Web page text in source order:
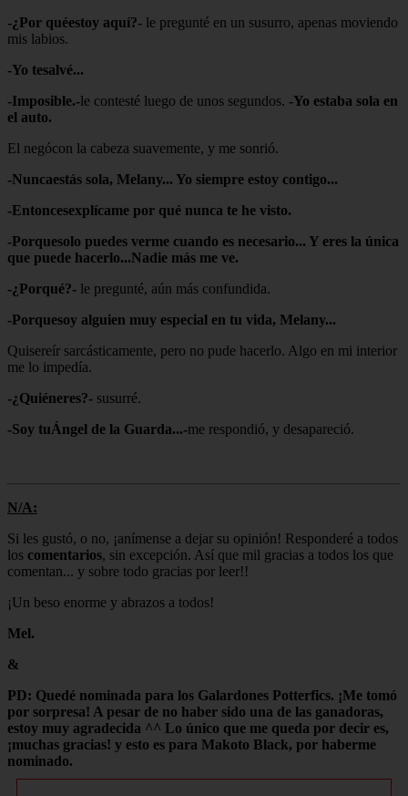
-¿Por quéestoy aquí?- le pregunté en un susurro, apenas moviendo
mis labios.
-Yo tesalvé...
-Imposible.-le contesté luego de unos segundos. -Yo estaba sola en
el auto.
El negócon la cabeza suavemente, y me sonrió.
-Nuncaestás sola, Melany... Yo siempre estoy contigo...
-Entoncesexplícame por qué nunca te he visto.
-Porquesolo puedes verme cuando es necesario... Y eres la única
que puede hacerlo...Nadie más me ve.
-¿Porqué?- le pregunté, aún más confundida.
-Porquesoy alguien muy especial en tu vida, Melany...
Quisereír sarcásticamente, pero no pude hacerlo. Algo en mi interior
me lo impedía.
-¿Quiéneres?- susurré.
-Soy tuÁngel de la Guarda...-me respondió, y desapareció.
N/A:
Si les gustó, o no, ¡anímense a dejar su opinión! Responderé a todos
los comentarios, sin excepción. Así que mil gracias a todos los que
comentan... y sobre todo gracias por leer!!
¡Un beso enorme y abrazos a todos!
Mel.
&
PD: Quedé nominada para los Galardones Potterfics. ¡Me tomó
por sorpresa! A pesar de no haber sido una de las ganadoras,
estoy muy agradecida ^^ Lo único que me queda por decir es,
¡muchas gracias! y esto es para Makoto Black, por haberme
nominado.